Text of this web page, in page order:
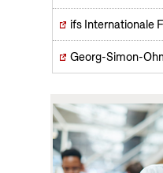
ifs Internationale
Georg-Simon-